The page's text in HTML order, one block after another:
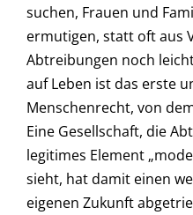
suchen, Frauen und
ermutigen, statt oft aus
Abtreibungen noch
auf Leben ist das erste
Menschenrecht, von
Eine Gesellschaft, die
legitimes Element
sieht, hat damit einen
eigenen Zukunft